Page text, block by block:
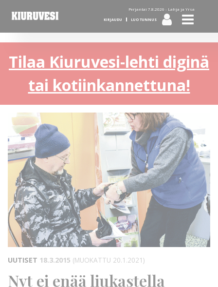
Perjantai 7.8.2026 - Lahja ja Yrsa
KIRJAUDU LUO TUNNUS
Tilaa Kiuruvesi-lehti diginä
tai kotiinkannettuna!
UUTISET 18.3.2015 (MUOKATTU 20.1.2021)
Nyt ei enää liukastella